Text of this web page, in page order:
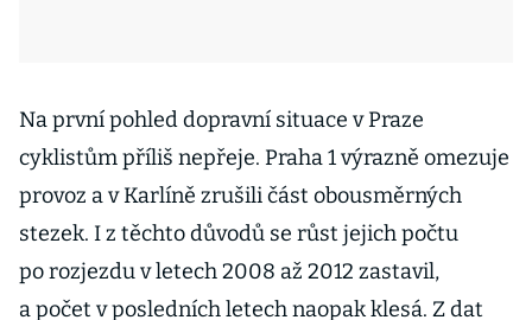
Na první pohled dopravní situace v Praze
cyklistům příliš nepřeje. Praha 1 výrazně omezuje
provoz a v Karlíně zrušili část obousměrných
stezek. I z těchto důvodů se růst jejich počtu
po rozjezdu v letech 2008 až 2012 zastavil,
a počet v posledních letech naopak klesá. Z dat